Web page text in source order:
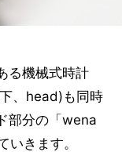
る機械式時計
、head)も同時
部分の「wena
きます。